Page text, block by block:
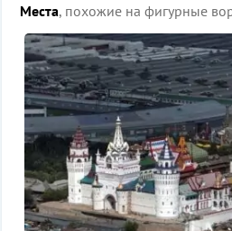
Места, похожие на фигурные